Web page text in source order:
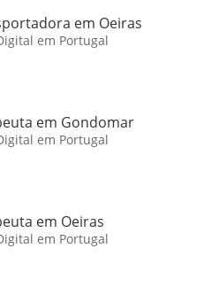
em Oeiras
em Portugal
em Gondomar
em Portugal
em Oeiras
em Portugal